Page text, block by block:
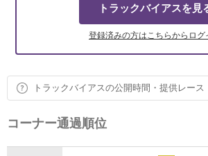
トラックバイアスを見
登録済みの方はこちらからログ
トラックバイアスの公開時間・提供レース
コーナー通過順位